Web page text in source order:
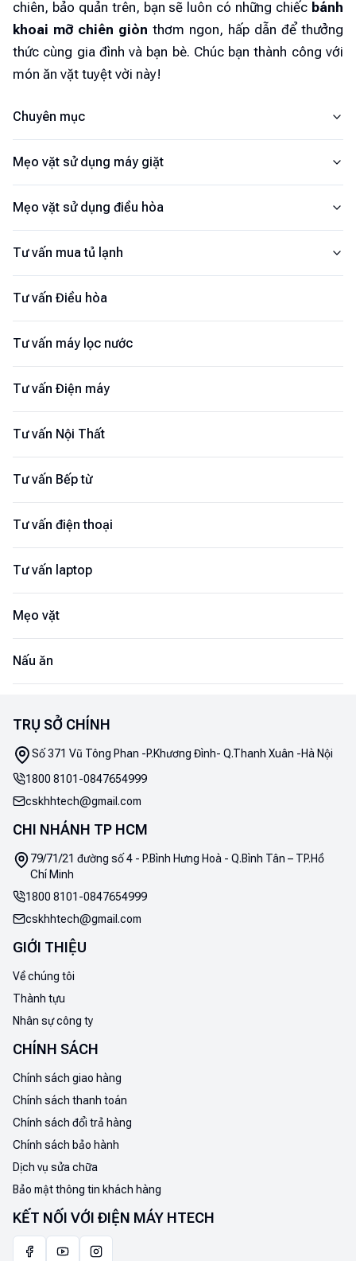
Chuyên mục
Mẹo vặt sử dụng máy giặt
Mẹo vặt sử dụng điều hòa
Tư vấn mua tủ lạnh
Tư vấn Điều hòa
Tư vấn máy lọc nước
Tư vấn Điện máy
Tư vấn Nội Thất
Tư vấn Bếp từ
Tư vấn điện thoại
Tư vấn laptop
Mẹo vặt
Nấu ăn
chiên, bảo quản trên, bạn sẽ luôn có những chiếc bánh
khoai mỡ chiên giòn thơm ngon, hấp dẫn để thưởng
thức cùng gia đình và bạn bè. Chúc bạn thành công với
món ăn vặt tuyệt vời này!
TRỤ SỞ CHÍNH
Số 371 Vũ Tông Phan -P.Khương Đình- Q.Thanh Xuân -Hà Nội
1800 8101 -0847654999
cskhhtech@gmail.com
CHI NHÁNH TP HCM
79/71/21 đường số 4 - P.Bình Hưng Hoà - Q.Bình Tân – TP.Hồ
Chí Minh
1800 8101 -0847654999
cskhhtech@gmail.com
GIỚI THIỆU
Về chúng tôi
Thành tựu
Nhân sự công ty
CHÍNH SÁCH
Chính sách giao hàng
Chính sách thanh toán
Chính sách đổi trả hàng
Chính sách bảo hành
Dịch vụ sửa chữa
Bảo mật thông tin khách hàng
KẾT NỐI VỚI ĐIỆN MÁY HTECH